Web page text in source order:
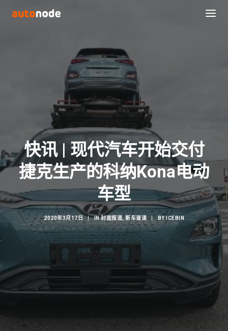
Search
快讯 | 现代汽车开始交付
捷克生产的科纳Kona电动
车型
2020年3月17日 | IN封面报道,新车速递 BY ICEBIN